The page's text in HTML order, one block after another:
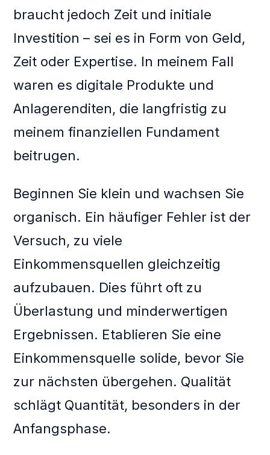
braucht jedoch Zeit und initiale
Investition – sei es in Form von Geld,
Zeit oder Expertise. In meinem Fall
waren es digitale Produkte und
Anlagerenditen, die langfristig zu
meinem finanziellen Fundament
beitrugen.
Beginnen Sie klein und wachsen Sie
organisch. Ein häufiger Fehler ist der
Versuch, zu viele
Einkommensquellen gleichzeitig
aufzubauen. Dies führt oft zu
Überlastung und minderwertigen
Ergebnissen. Etablieren Sie eine
Einkommensquelle solide, bevor Sie
zur nächsten übergehen. Qualität
schlägt Quantität, besonders in der
Anfangsphase.